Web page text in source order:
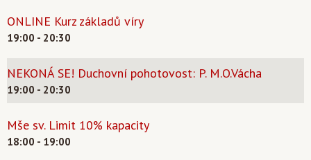
ONLINE Kurz základů víry
19:00 - 20:30
NEKONÁ SE! Duchovní pohotovost: P. M.O.Vácha
19:00 - 20:30
Mše sv. Limit 10% kapacity
18:00 - 19:00